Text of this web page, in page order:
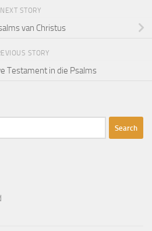
NEXT STORY
van Christus
STORY
Testament in die Psalms